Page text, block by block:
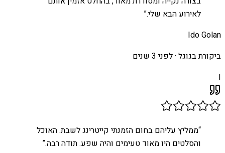
לאירוע הבא שלי.”
Ido Golan
ביקורת בגוגל ·לפני 3 שנים
I
“ממליץ עליהם בחום הזמנתי קייטרינג לשבת. האוכל
והסלטים היו מאוד טעימים והיה שפע. תודה רבה.”